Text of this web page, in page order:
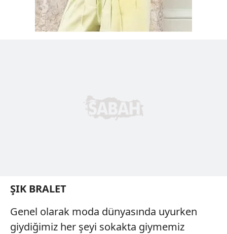
ŞIK BRALET
Genel olarak moda dünyasında uyurken
giydiğimiz her şeyi sokakta giymemiz